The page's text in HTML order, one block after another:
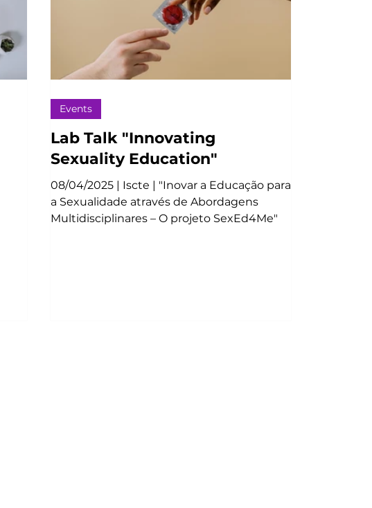
Lab Talk "Innovating
Sexuality Education"
08/04/2025 | Iscte | "Inovar a Educação para
a Sexualidade através de Abordagens
Multidisciplinares – O projeto SexEd4Me"
Events